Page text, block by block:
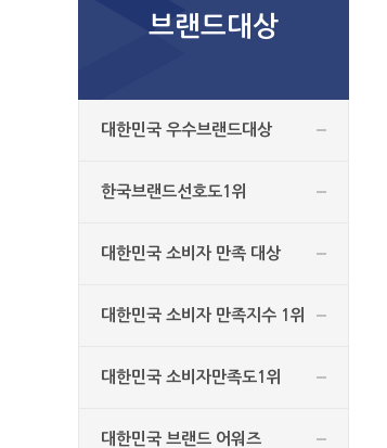
브랜드대상
대한민국 우수브랜드대상
한국브랜드선호도1위
대한민국 소비자 만족 대상
대한민국 소비자 만족지수 1위
대한민국 소비자만족도1위
대한민국 브랜드 어워즈